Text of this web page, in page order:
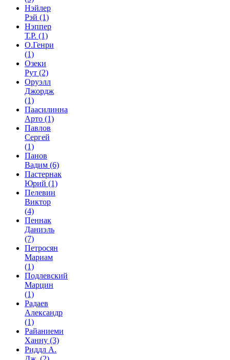
Нэйлер
Рэй (1)
Нэппер
Т.Р. (1)
О.Генри
(1)
Озеки
Рут (2)
Оруэлл
Джордж
(1)
Паасилинна
Арто (1)
Павлов
Сергей
(1)
Панов
Вадим (6)
Пастернак
Юрий (1)
Пелевин
Виктор
(4)
Пеннак
Даниэль
(7)
Петросян
Мариам
(1)
Подлевский
Марцин
(1)
Радаев
Александр
(1)
Райаниеми
Ханну (3)
Риддл А.